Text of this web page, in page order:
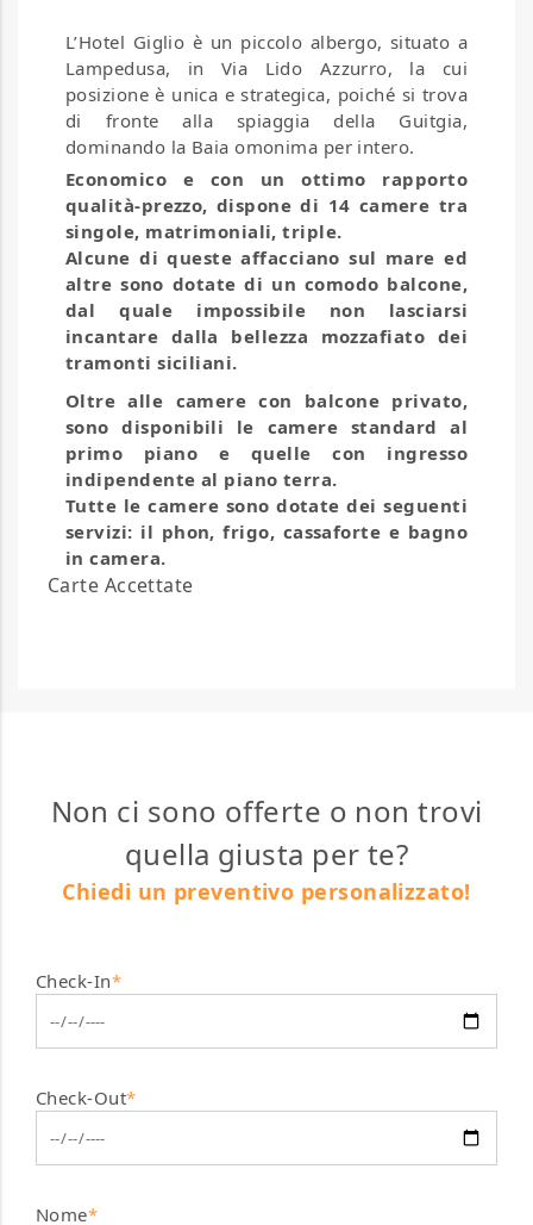
L’Hotel Giglio è un piccolo albergo, situato a
Lampedusa, in Via Lido Azzurro, la cui
posizione è unica e strategica, poiché si trova
di fronte alla spiaggia della Guitgia,
dominando la Baia omonima per intero.
Economico e con un ottimo rapporto
qualità-prezzo, dispone di 14 camere tra
singole, matrimoniali, triple.
Alcune di queste affacciano sul mare ed
altre sono dotate di un comodo balcone,
dal quale impossibile non lasciarsi
incantare dalla bellezza mozzafiato dei
tramonti siciliani.
Oltre alle camere con balcone privato,
sono disponibili le camere standard al
primo piano e quelle con ingresso
indipendente al piano terra.
Tutte le camere sono dotate dei seguenti
servizi: il phon, frigo, cassaforte e bagno
in camera.
Carte Accettate
Non ci sono offerte o non trovi
quella giusta per te?
Chiedi un preventivo personalizzato!
Check-In*
Check-Out*
Nome*